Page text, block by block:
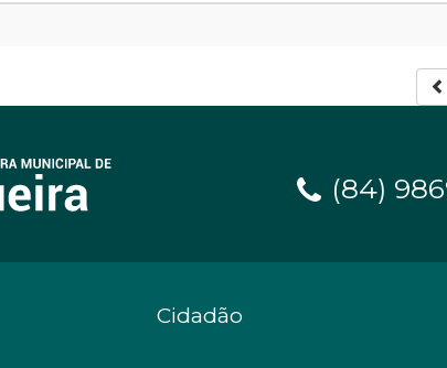
(84)
Cidadão